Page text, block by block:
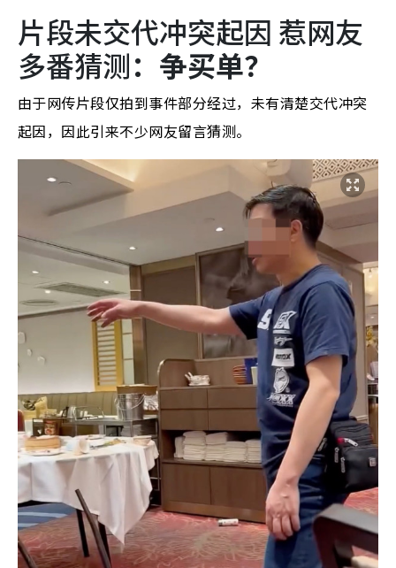
片段未交代冲突起因 惹网友
多番猜测：争买单？
由于网传片段仅拍到事件部分经过，未有清楚交代冲突
起因，因此引来不少网友留言猜测。